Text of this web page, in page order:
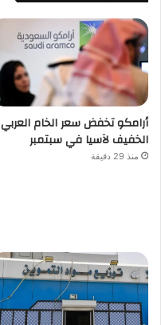
أرامكو تخفض سعر الخام العربي
الخفيف لآسيا في سبتمبر
منذ 29 دقيقة